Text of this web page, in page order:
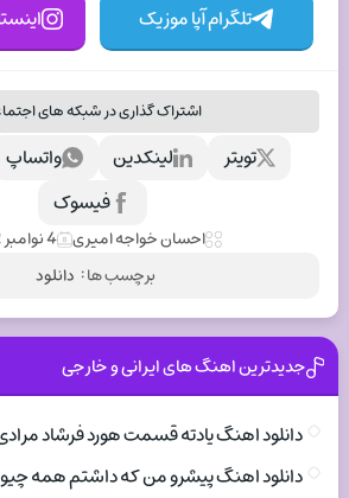
تلگرام آپا موزیک
اشتراک گذاری در شبکه های
واتساپ لینکدین
تویتر
فیسوک
احسان خواجه امیری 4 نوامبر 2022
برچسب ها : دانلود
جدیدترین اهنگ های ایرانی و خارجی
دانلود اهنگ یادته قسمت هورد فرشاد
دانلود اهنگ پیشرو من که داشتم همه